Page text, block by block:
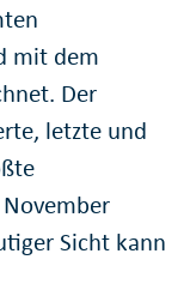
mit dem
Der
letzte und
Sicht kann